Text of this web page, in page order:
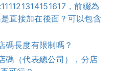
，前綴為
直接加在後面？可以包含
碼長度有限制嗎？
碼（代表總公司），分店